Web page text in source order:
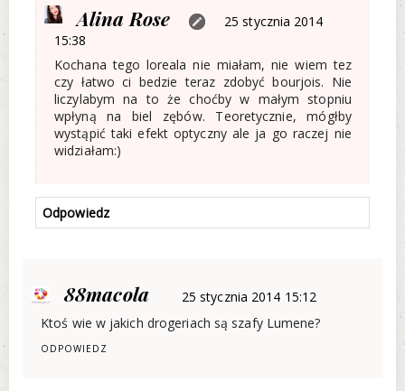
Alina Rose
25 stycznia 2014
15:38
Kochana tego loreala nie miałam, nie wiem tez
czy łatwo ci bedzie teraz zdobyć bourjois. Nie
liczylabym na to że choćby w małym stopniu
wpłyną na biel zębów. Teoretycznie, mógłby
wystąpić taki efekt optyczny ale ja go raczej nie
widziałam:)
Odpowiedz
88macola
25 stycznia 2014 15:12
Ktoś wie w jakich drogeriach są szafy Lumene?
ODPOWIEDZ